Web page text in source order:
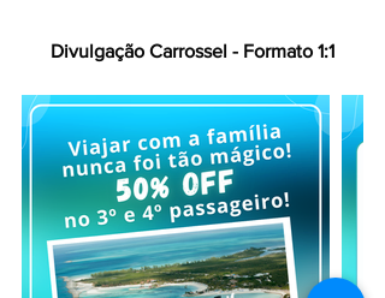
Divulgação Carrossel - Formato 1:1